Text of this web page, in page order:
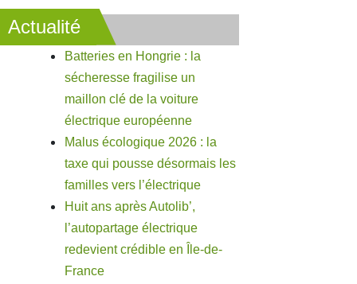
Actualité
Batteries en Hongrie : la
sécheresse fragilise un
maillon clé de la voiture
électrique européenne
Malus écologique 2026 : la
taxe qui pousse désormais les
familles vers l’électrique
Huit ans après Autolib’,
l’autopartage électrique
redevient crédible en Île-de-
France